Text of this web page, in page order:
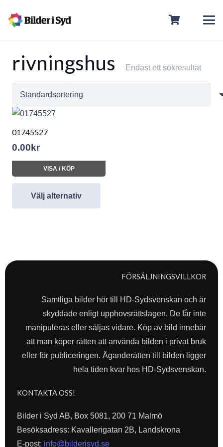
rivningshus Endast ett sökresultat
01745527
0.00 kr
VISA / KÖP
Välj alternativ
FÖRSÄLJNINGSVILLKOR
Samtliga bilder hör till HD-Sydsvenskan och är
skyddade enligt upphovsrättslagen. De får inte
manipuleras eller säljas vidare. Köp av bild innebär
att man köper rätten att använda bilden i privat bruk
eller för publiceringen. Äganderätten till bilden ligger
hela tiden kvar hos HD-Sydsvenskan.
KONTAKTA OSS!
Bilder i Syd AB, Box 5081, 200 71 Malmö
Besöksadress: Kavallerigatan 2B, Landskrona
E-post: info@bilderisyd.se